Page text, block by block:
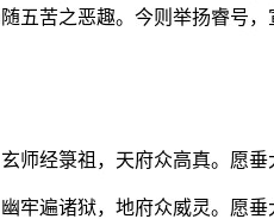
五苦之恶趣。今则举扬睿号
师经箓祖，天府众高真。愿垂
牢遍诸狱，地府众威灵。愿垂